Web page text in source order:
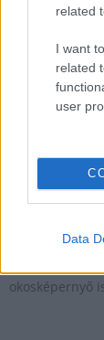
related
I want
related
user
Data
okosképernyő